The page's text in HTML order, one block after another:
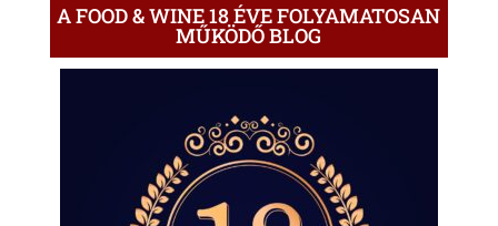
A FOOD & WINE 18 ÉVE FOLYAMATOSAN
MŰKÖDŐ BLOG